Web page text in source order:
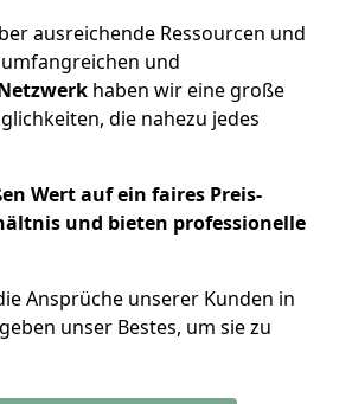
ausreichende Ressourcen und
und
haben wir eine große
die nahezu jedes
Wert auf ein faires Preis-
und bieten professionelle
Ansprüche unserer Kunden in
unser Bestes, um sie zu